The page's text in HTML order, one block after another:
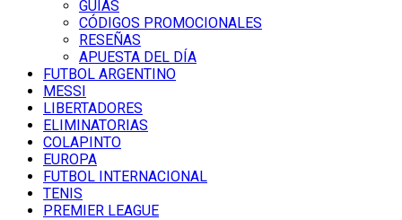
GUÍAS
CÓDIGOS PROMOCIONALES
RESEÑAS
APUESTA DEL DÍA
FUTBOL ARGENTINO
MESSI
LIBERTADORES
ELIMINATORIAS
COLAPINTO
EUROPA
FUTBOL INTERNACIONAL
TENIS
PREMIER LEAGUE